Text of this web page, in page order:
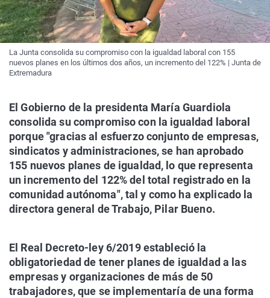
La Junta consolida su compromiso con la igualdad laboral con 155
nuevos planes en los últimos dos años, un incremento del 122% | Junta de
Extremadura
El Gobierno de la presidenta María Guardiola
consolida su compromiso con la igualdad laboral
porque "gracias al esfuerzo conjunto de empresas,
sindicatos y administraciones, se han aprobado
155 nuevos planes de igualdad, lo que representa
un incremento del 122% del total registrado en la
comunidad autónoma", tal y como ha explicado la
directora general de Trabajo, Pilar Bueno.
El Real Decreto-ley 6/2019 estableció la
obligatoriedad de tener planes de igualdad a las
empresas y organizaciones de más de 50
trabajadores, que se implementaría de una forma